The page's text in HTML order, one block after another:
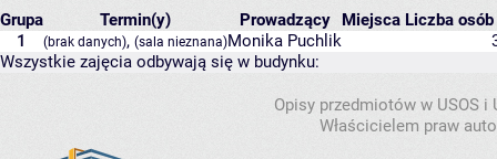
Grupa
Termin(y) Prowadzący Miejsca Liczba
1
(brak danych), (sala nieznana)Monika Puchlik
Wszystkie zajęcia odbywają się w budynku:
Opisy przedmiotów w USOS
Właścicielem praw